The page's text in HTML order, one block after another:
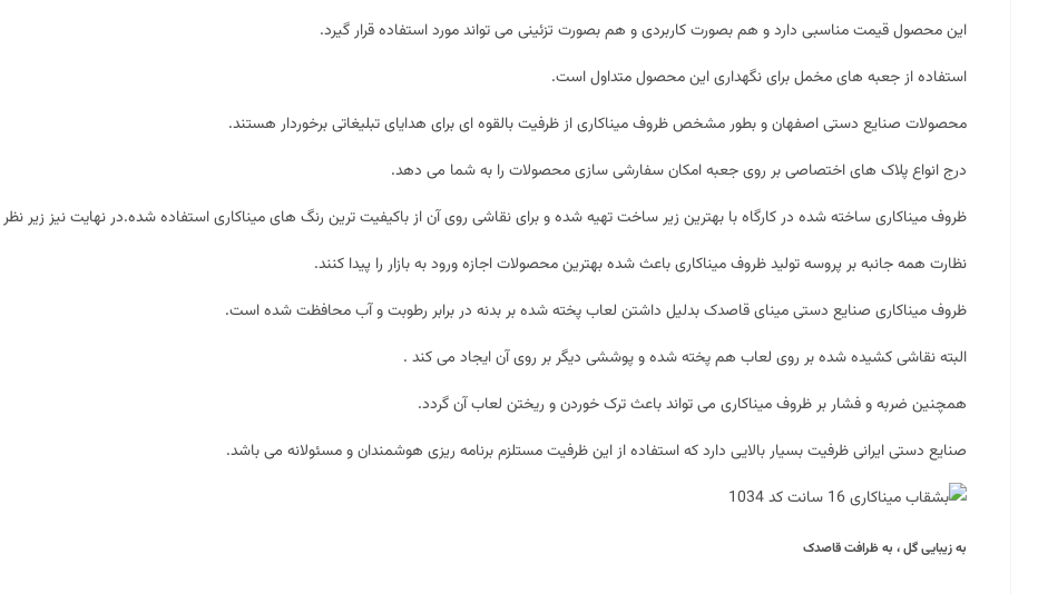
این محصول قیمت مناسبی دارد و هم بصورت کاربردی و هم بصورت تزئینی می تواند مورد استفاده قرار گیرد.
استفاده از جعبه های مخمل برای نگهداری این محصول متداول است.
محصولات صنایع دستی اصفهان و بطور مشخص ظروف میناکاری از ظرفیت بالقوه ای برای هدایای تبلیغاتی برخوردار هستند.
درج انواع پلاک های اختصاصی بر روی جعبه امکان سفارشی سازی محصولات را به شما می دهد.
ظروف میناکاری ساخته شده در کارگاه با بهترین زیر ساخت تهیه شده و برای نقاشی روی آن از باکیفیت ترین رنگ های میناکاری استفاده شده.در نهایت نیز زیر
نظارت همه جانبه بر پروسه تولید ظروف میناکاری باعث شده بهترین محصولات اجازه ورود به بازار را پیدا کنند.
ظروف میناکاری صنایع دستی مینای قاصدک بدلیل داشتن لعاب پخته شده بر بدنه در برابر رطوبت و آب محافظت شده است.
البته نقاشی کشیده شده بر روی لعاب هم پخته شده و پوششی دیگر بر روی آن ایجاد می کند .
همچنین ضربه و فشار بر ظروف میناکاری می تواند باعث ترک خوردن و ریختن لعاب آن گردد.
صنایع دستی ایرانی ظرفیت بسیار بالایی دارد که استفاده از این ظرفیت مستلزم برنامه ریزی هوشمندان و مسئولانه می باشد.
به زیبایی گل ، به ظرافت قاصدک